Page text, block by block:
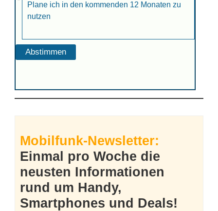
Plane ich in den kommenden 12 Monaten zu
nutzen
Mobilfunk-Newsletter:
Einmal pro Woche die
neusten Informationen
rund um Handy,
Smartphones und Deals!